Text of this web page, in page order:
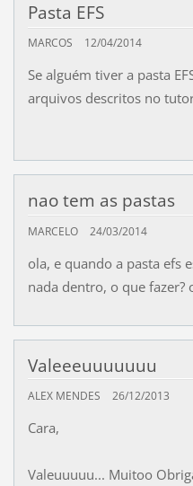
Pasta EFS
MARCOS 12/04/2014
Se alguém tiver a pasta
arquivos descritos no
nao tem as pastas
MARCELO 24/03/2014
ola, e quando a pasta efs
nada dentro, o que fazer?
Valeeeuuuuuuu
ALEX MENDES 26/12/2013
Cara,
Valeuuuuu... Muitoo